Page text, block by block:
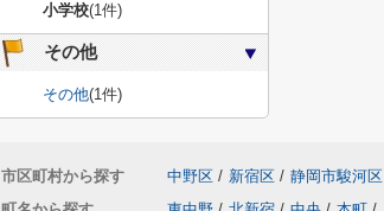
小学校(1件)
その他
その他(1件)
市区町村から探す 中野区 / 新宿区 / 静岡市駿河区